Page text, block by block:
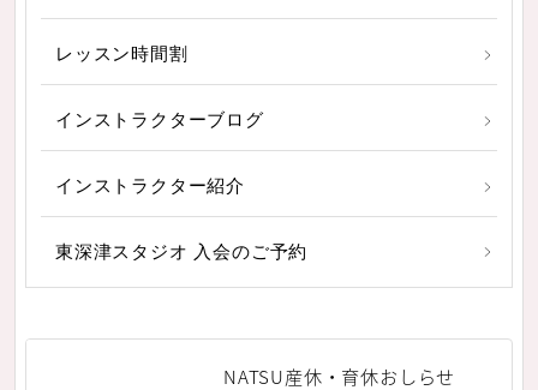
レッスン時間割
インストラクターブログ
インストラクター紹介
東深津スタジオ 入会のご予約
NATSU産休・育休おしらせ